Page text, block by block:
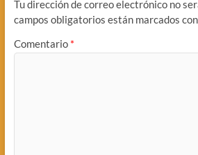
Tu dirección de correo electrónico no
campos obligatorios están marcados con
Comentario *